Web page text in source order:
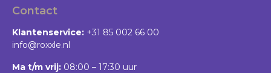
Contact
Klantenservice: +31 85 002 66 00
info@roxxle.nl
Ma t/m vrij: 08:00 – 17:30 uur